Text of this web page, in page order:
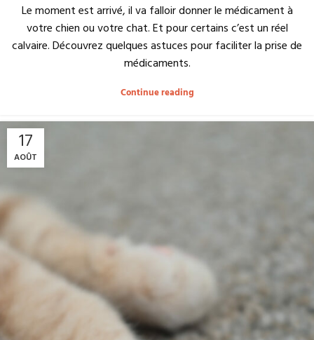
Le moment est arrivé, il va falloir donner le médicament à
votre chien ou votre chat. Et pour certains c’est un réel
calvaire. Découvrez quelques astuces pour faciliter la prise de
médicaments.
Continue reading
17
AOÛT